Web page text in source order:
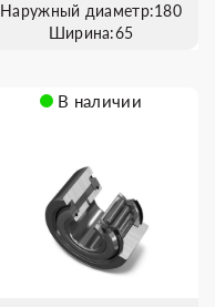
Наружный диаметр:180
Ширина:65
В наличии